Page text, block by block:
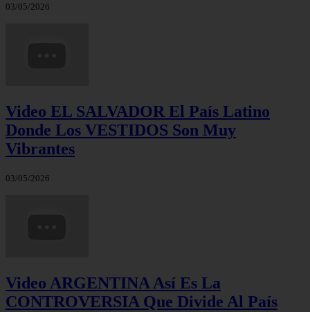
03/05/2026
Video EL SALVADOR El País Latino
Donde Los VESTIDOS Son Muy
Vibrantes
03/05/2026
Video ARGENTINA Así Es La
CONTROVERSIA Que Divide Al País